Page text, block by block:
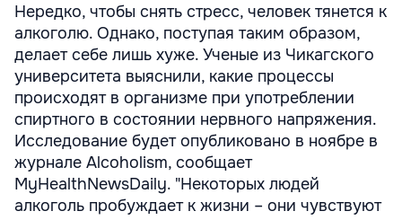
Нередко, чтобы снять стресс, человек тянется к
алкоголю. Однако, поступая таким образом,
делает себе лишь хуже. Ученые из Чикагского
университета выяснили, какие процессы
происходят в организме при употреблении
спиртного в состоянии нервного напряжения.
Исследование будет опубликовано в ноябре в
журнале Alcoholism, сообщает
MyHealthNewsDaily. "Некоторых людей
алкоголь пробуждает к жизни – они чувствуют